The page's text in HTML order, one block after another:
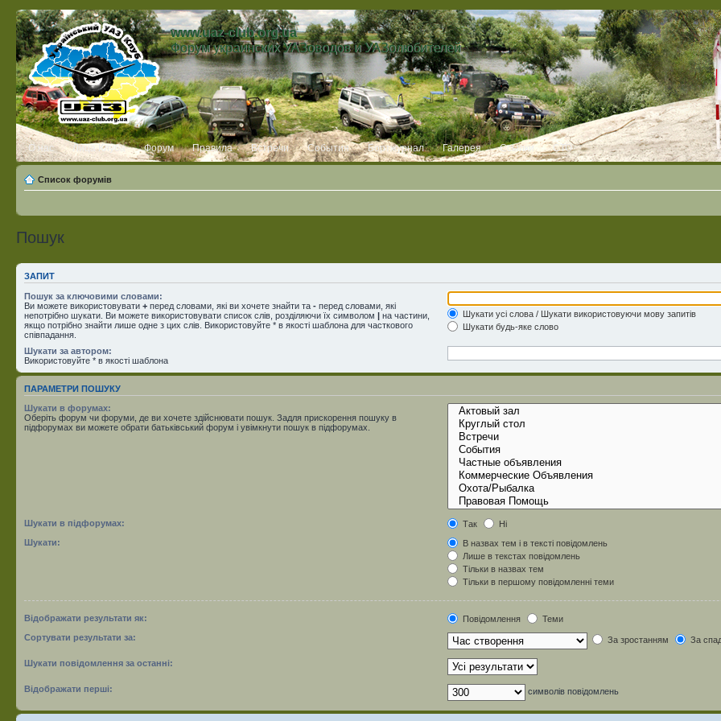
www.uaz-club.org.ua
Форум украинских УАЗоводов и УАЗолюбителей
О нас Лица Клуба Форум Правила Встречи События Бортжурнал Галерея Ссылки СТО
Список форумів
Пошук
ЗАПИТ
Пошук за ключовими словами:
Ви можете використовувати + перед словами, які ви хочете знайти та - перед словами, які
непотрібно шукати. Ви можете використовувати список слів, розділяючи їх символом | на частини,
якщо потрібно знайти лише одне з цих слів. Використовуйте * в якості шаблона для часткового
співпадання.
Шукати усі слова / Шукати використовуючи мову запитів
Шукати будь-яке слово
Шукати за автором:
Використовуйте * в якості шаблона
ПАРАМЕТРИ ПОШУКУ
Шукати в форумах:
Оберіть форум чи форуми, де ви хочете здійснювати пошук. Задля прискорення пошуку в
підфорумах ви можете обрати батьківський форум і увімкнути пошук в підфорумах.
Шукати в підфорумах: Так
Ні
Шукати:
В назвах тем і в тексті повідомлень
Лише в текстах повідомлень
Тільки в назвах тем
Тільки в першому повідомленні теми
Відображати результати як: Повідомлення
Теми
Сортувати результати за:
За зростанням За
Шукати повідомлення за останні:
Відображати перші: символів повідомлень